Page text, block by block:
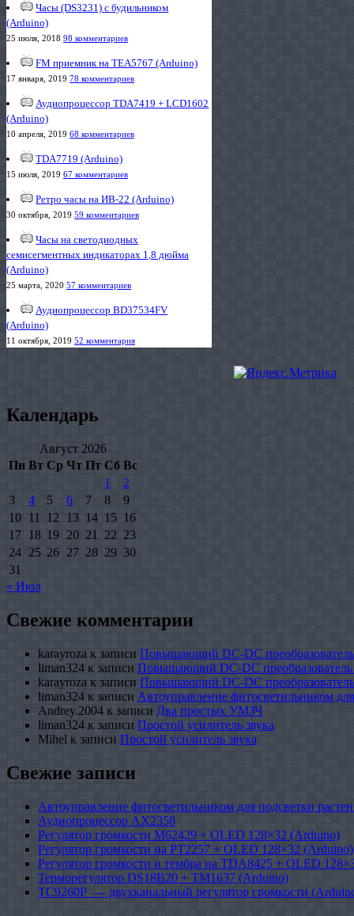
Часы (DS3231) с будильником
(Arduino)
25 июля, 2018 98 комментариев
FM приемник на TEA5767 (Arduino)
17 января, 2019 78 комментариев
Аудиопроцессор TDA7419 + LCD1602
(Arduino)
10 апреля, 2019 68 комментариев
TDA7719 (Arduino)
15 июля, 2019 67 комментариев
Ретро часы на ИВ-22 (Arduino)
30 октября, 2019 59 комментариев
Часы на светодиодных
семисегментных индикаторах 1,8 дюйма
(Arduino)
25 марта, 2020 57 комментариев
Аудиопроцессор BD37534FV
(Arduino)
11 октября, 2019 52 комментария
Календарь
Август 2026
Пн Вт Ср Чт Пт Сб Вс
1
2
3
4 5 6 7 8
9
10 11 12 13 14 15 16
17 18 19 20 21 22 23
24 25 26 27 28 29 30
31
« Июл
Свежие комментарии
karayroza к записи Повышающий DC-DC
liman324 к записи Повышающий DC-DC
karayroza к записи Повышающий DC-DC
liman324 к записи Автоуправление фитосветильником
Andrey.2004 к записи Два простых УМЗЧ
liman324 к записи Простой усилитель звука
Mihel к записи Простой усилитель звука
Свежие записи
Автоуправление фитосветильником для подсветки
Аудиопроцессор AX2358
Регулятор громкости M62429 + OLED 128×32 (Arduino)
Регулятор громкости на PT2257 + OLED 128×32 (Arduino)
Регулятор громкости и тембра на TDA8425 + OLED
Терморегулятор DS18B20 + TM1637 (Arduino)
TC9260P — двухканальный регулятор громкости